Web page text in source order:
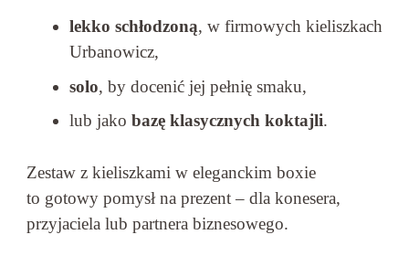
lekko schłodzoną, w firmowych kieliszkach
Urbanowicz,
solo, by docenić jej pełnię smaku,
lub jako bazę klasycznych koktajli.
Zestaw z kieliszkami w eleganckim boxie
to gotowy pomysł na prezent – dla konesera,
przyjaciela lub partnera biznesowego.